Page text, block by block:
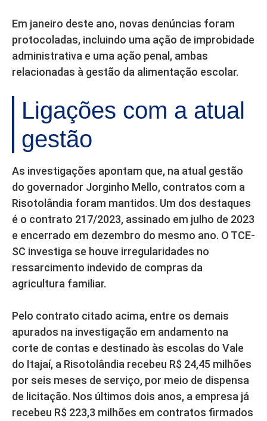
Em janeiro deste ano, novas denúncias foram
protocoladas, incluindo uma ação de improbidade
administrativa e uma ação penal, ambas
relacionadas à gestão da alimentação escolar.
Ligações com a atual
gestão
As investigações apontam que, na atual gestão
do governador Jorginho Mello, contratos com a
Risotolândia foram mantidos. Um dos destaques
é o contrato 217/2023, assinado em julho de 2023
e encerrado em dezembro do mesmo ano. O TCE-
SC investiga se houve irregularidades no
ressarcimento indevido de compras da
agricultura familiar.
Pelo contrato citado acima, entre os demais
apurados na investigação em andamento na
corte de contas e destinado às escolas do Vale
do Itajaí, a Risotolândia recebeu R$ 24,45 milhões
por seis meses de serviço, por meio de dispensa
de licitação. Nos últimos dois anos, a empresa já
recebeu R$ 223,3 milhões em contratos firmados